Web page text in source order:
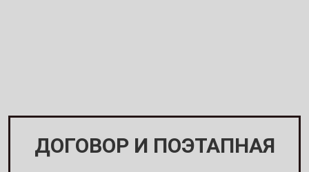
ДОГОВОР И ПОЭТАПНАЯ